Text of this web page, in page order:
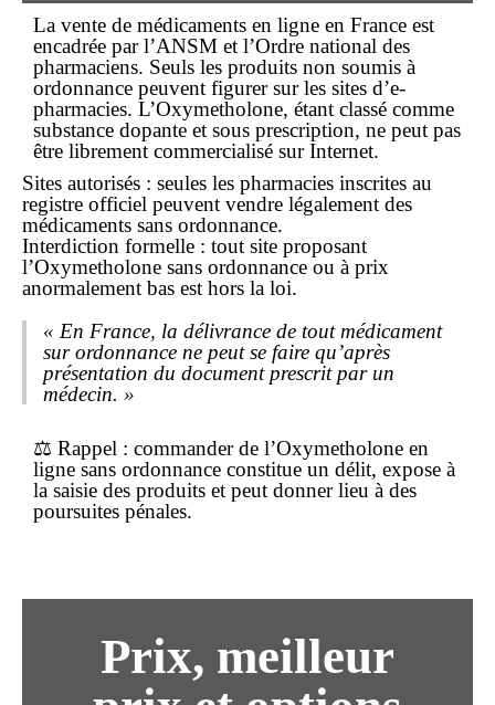
La vente de médicaments en ligne en France est
encadrée par l’ANSM et l’Ordre national des
pharmaciens. Seuls les produits non soumis à
ordonnance peuvent figurer sur les sites d’e-
pharmacies. L’Oxymetholone, étant classé comme
substance dopante et sous prescription, ne peut pas
être librement commercialisé sur Internet.
Sites autorisés : seules les pharmacies inscrites au
registre officiel peuvent vendre légalement des
médicaments sans ordonnance.
Interdiction formelle : tout site proposant
l’Oxymetholone sans ordonnance ou à prix
anormalement bas est hors la loi.
« En France, la délivrance de tout médicament
sur ordonnance ne peut se faire qu’après
présentation du document prescrit par un
médecin. »
⚖️ Rappel : commander de l’Oxymetholone en
ligne sans ordonnance constitue un délit, expose à
la saisie des produits et peut donner lieu à des
poursuites pénales.
Prix, meilleur